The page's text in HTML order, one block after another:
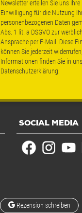
Newsletter erteilen Sie uns Ihre
Einwilligung für die Nutzung
personenbezogenen Daten
Abs. 1 lit. a DSGVO zur
Ansprache per E-Mail. Diese
können Sie jederzeit
Informationen finden Sie in
Datenschutzerklärung
SOCIAL MEDIA
Rezension schreiben